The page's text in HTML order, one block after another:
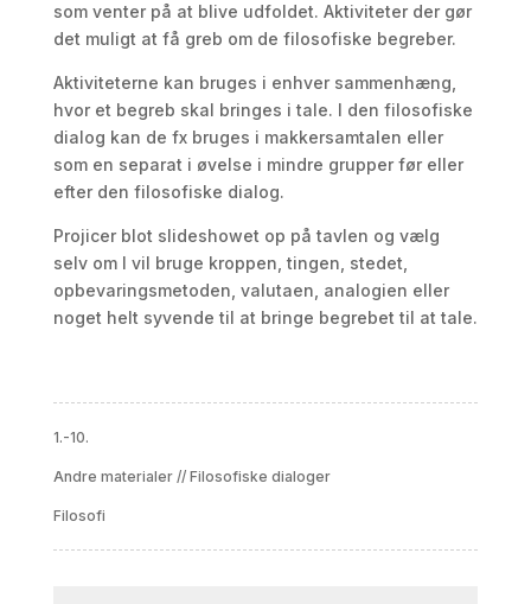
som venter på at blive udfoldet. Aktiviteter der gør
det muligt at få greb om de filosofiske begreber.
Aktiviteterne kan bruges i enhver sammenhæng,
hvor et begreb skal bringes i tale. I den filosofiske
dialog kan de fx bruges i makkersamtalen eller
som en separat i øvelse i mindre grupper før eller
efter den filosofiske dialog.
Projicer blot slideshowet op på tavlen og vælg
selv om I vil bruge kroppen, tingen, stedet,
opbevaringsmetoden, valutaen, analogien eller
noget helt syvende til at bringe begrebet til at tale.
1.-10.
Andre materialer// Filosofiske dialoger
Filosofi